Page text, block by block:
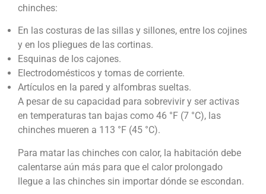
chinches:
En las costuras de las sillas y sillones, entre los cojines
y en los pliegues de las cortinas.
Esquinas de los cajones.
Electrodomésticos y tomas de corriente.
Artículos en la pared y alfombras sueltas.
A pesar de su capacidad para sobrevivir y ser activas
en temperaturas tan bajas como 46 °F (7 °C), las
chinches mueren a 113 °F (45 °C).
Para matar las chinches con calor, la habitación debe
calentarse aún más para que el calor prolongado
llegue a las chinches sin importar dónde se escondan.